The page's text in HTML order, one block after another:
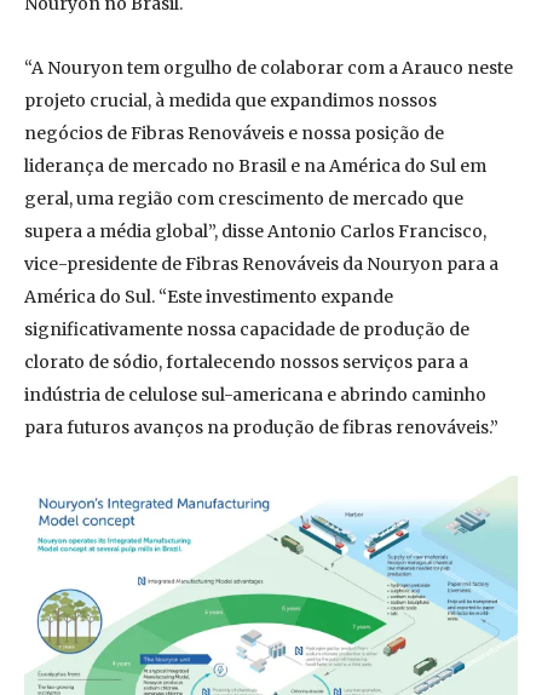
“A Nouryon tem orgulho de colaborar com a Arauco neste
projeto crucial, à medida que expandimos nossos
negócios de Fibras Renováveis e nossa posição de
liderança de mercado no Brasil e na América do Sul em
geral, uma região com crescimento de mercado que
supera a média global”, disse Antonio Carlos Francisco,
vice-presidente de Fibras Renováveis da Nouryon para a
América do Sul. “Este investimento expande
significativamente nossa capacidade de produção de
clorato de sódio, fortalecendo nossos serviços para a
indústria de celulose sul-americana e abrindo caminho
para futuros avanços na produção de fibras renováveis.”